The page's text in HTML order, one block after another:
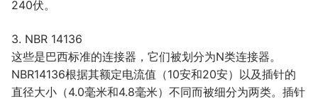
240伏。
3. NBR 14136
这些是巴西标准的连接器，它们被划分为N类连接器。
NBR14136根据其额定电流值（10安和20安）以及插针的
直径大小（4.0毫米和4.8毫米）不同而被细分为两类。插针